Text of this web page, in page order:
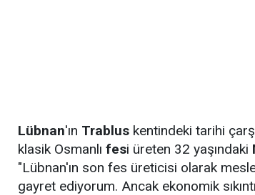
Lübnan'ın Trablus kentindeki tarihi
klasik Osmanlı fesi üreten 32 yaşındaki
"Lübnan'ın son fes üreticisi olarak
gayret ediyorum. Ancak ekonomik